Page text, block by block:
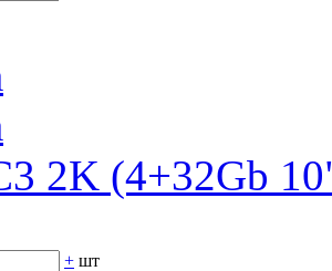
2K (4+32Gb
+ шт